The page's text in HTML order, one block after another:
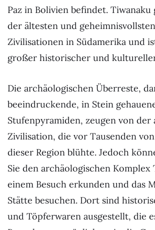
Paz in Bolivien befindet. Tiwanaku
der ältesten und
Zivilisationen in Südamerika und
großer historischer und
Die archäologischen Überreste,
beeindruckende, in Stein
Stufenpyramiden, zeugen von der
Zivilisation, die vor Tausenden
dieser Region blühte. Jedoch
Sie den archäologischen Komplex
einem Besuch erkunden und das
Stätte besuchen. Dort sind
und Töpferwaren ausgestellt, die